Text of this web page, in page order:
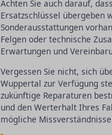
Achten Sie auch darauf,
Ersatzschlüssel übergeben
Sonderausstattungen
Felgen oder technische
Erwartungen und
Vergessen Sie nicht, sich
Wuppertal zur Verfügung
zukünftige Reparaturen
und den Werterhalt Ihres
mögliche